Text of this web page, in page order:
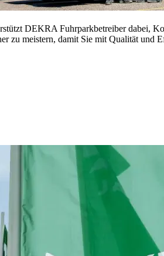
DEKRA Fuhrparkbetreiber dabei,
zu meistern, damit Sie mit Qualität und